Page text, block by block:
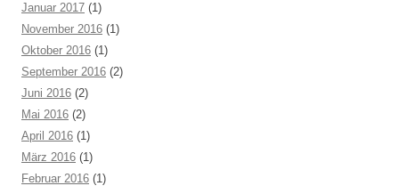
Januar 2017 (1)
November 2016 (1)
Oktober 2016 (1)
September 2016 (2)
Juni 2016 (2)
Mai 2016 (2)
April 2016 (1)
März 2016 (1)
Februar 2016 (1)